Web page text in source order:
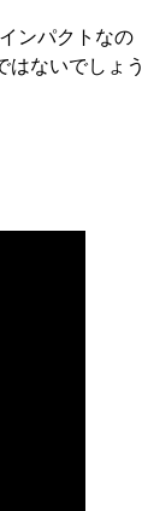
ンパクトなの
はないでしょう